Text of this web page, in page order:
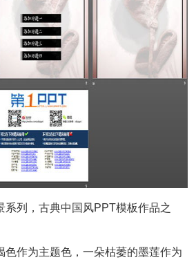
系列，古典中国风PPT模板作品之
色作为主题色，一朵枯萎的墨莲作为